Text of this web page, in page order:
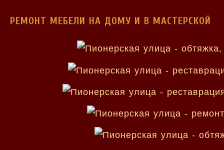
РЕМОНТ МЕБЕЛИ НА ДОМУ И В МАСТЕРСКОЙ